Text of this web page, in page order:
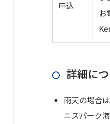
申込
お
詳細に
雨天の場合
ニスパーク